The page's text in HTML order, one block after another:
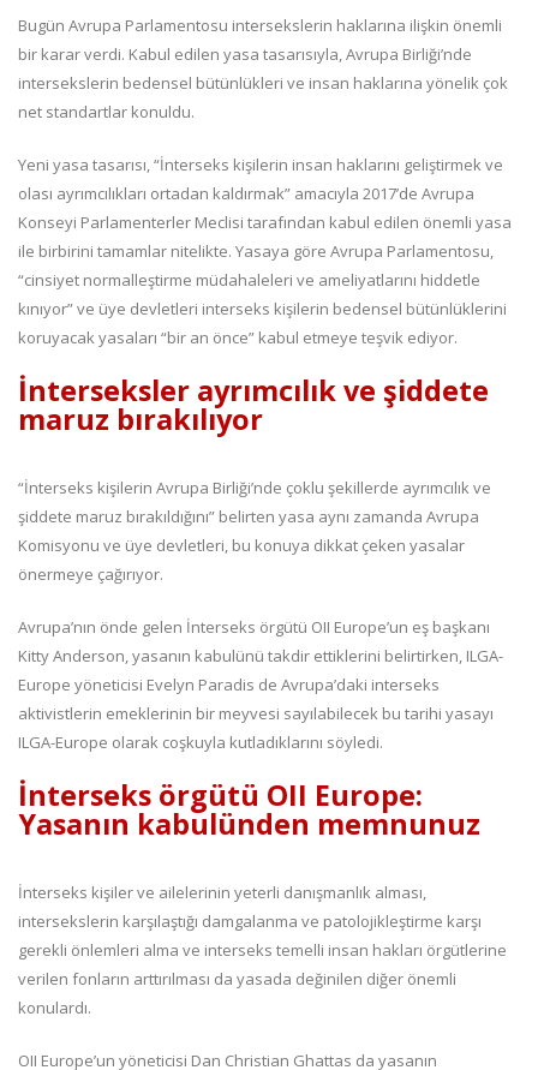
Bugün Avrupa Parlamentosu intersekslerin haklarına ilişkin önemli
bir karar verdi. Kabul edilen yasa tasarısıyla, Avrupa Birliği’nde
intersekslerin bedensel bütünlükleri ve insan haklarına yönelik çok
net standartlar konuldu.
Yeni yasa tasarısı, “İnterseks kişilerin insan haklarını geliştirmek ve
olası ayrımcılıkları ortadan kaldırmak” amacıyla 2017’de Avrupa
Konseyi Parlamenterler Meclisi tarafından kabul edilen önemli yasa
ile birbirini tamamlar nitelikte. Yasaya göre Avrupa Parlamentosu,
“cinsiyet normalleştirme müdahaleleri ve ameliyatlarını hiddetle
kınıyor” ve üye devletleri interseks kişilerin bedensel bütünlüklerini
koruyacak yasaları “bir an önce” kabul etmeye teşvik ediyor.
İnterseksler ayrımcılık ve şiddete
maruz bırakılıyor
“İnterseks kişilerin Avrupa Birliği’nde çoklu şekillerde ayrımcılık ve
şiddete maruz bırakıldığını” belirten yasa aynı zamanda Avrupa
Komisyonu ve üye devletleri, bu konuya dikkat çeken yasalar
önermeye çağırıyor.
Avrupa’nın önde gelen İnterseks örgütü OII Europe’un eş başkanı
Kitty Anderson, yasanın kabulünü takdir ettiklerini belirtirken, ILGA-
Europe yöneticisi Evelyn Paradis de Avrupa’daki interseks
aktivistlerin emeklerinin bir meyvesi sayılabilecek bu tarihi yasayı
ILGA-Europe olarak coşkuyla kutladıklarını söyledi.
İnterseks örgütü OII Europe:
Yasanın kabulünden memnunuz
İnterseks kişiler ve ailelerinin yeterli danışmanlık alması,
intersekslerin karşılaştığı damgalanma ve patolojikleştirme karşı
gerekli önlemleri alma ve interseks temelli insan hakları örgütlerine
verilen fonların arttırılması da yasada değinilen diğer önemli
konulardı.
OII Europe’un yöneticisi Dan Christian Ghattas da yasanın